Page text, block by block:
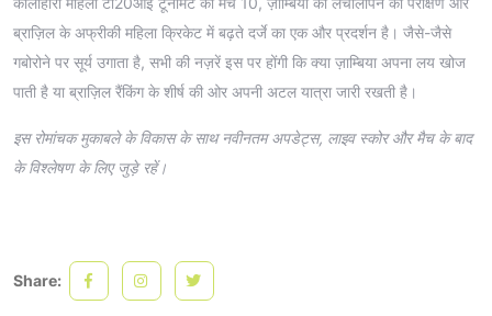
ब्राज़िल के अफ्रीकी महिला क्रिकेट में बढ़ते दर्जे का एक और प्रदर्शन है। जैसे-जैसे
गबोरोने पर सूर्य उगाता है, सभी की नज़रें इस पर होंगी कि क्या ज़ाम्बिया अपना लय खोज
पाती है या ब्राज़िल रैंकिंग के शीर्ष की ओर अपनी अटल यात्रा जारी रखती है।
इस रोमांचक मुकाबले के विकास के साथ नवीनतम अपडेट्स, लाइव स्कोर और मैच के बाद
के विश्लेषण के लिए जुड़े रहें।
Share: